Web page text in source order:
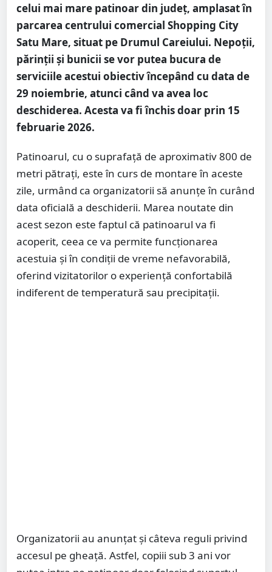
celui mai mare patinoar din județ, amplasat în
parcarea centrului comercial Shopping City
Satu Mare, situat pe Drumul Careiului. Nepoții,
părinții și bunicii se vor putea bucura de
serviciile acestui obiectiv începând cu data de
29 noiembrie, atunci când va avea loc
deschiderea. Acesta va fi închis doar prin 15
februarie 2026.
Patinoarul, cu o suprafață de aproximativ 800 de
metri pătrați, este în curs de montare în aceste
zile, urmând ca organizatorii să anunțe în curând
data oficială a deschiderii. Marea noutate din
acest sezon este faptul că patinoarul va fi
acoperit, ceea ce va permite funcționarea
acestuia și în condiții de vreme nefavorabilă,
oferind vizitatorilor o experiență confortabilă
indiferent de temperatură sau precipitații.
Organizatorii au anunțat și câteva reguli privind
accesul pe gheață. Astfel, copiii sub 3 ani vor